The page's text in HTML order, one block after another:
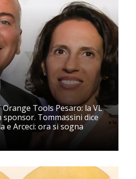
Orange Tools Pesaro: la VL
sponsor. Tommassini dice
e Arceci: ora si sogna